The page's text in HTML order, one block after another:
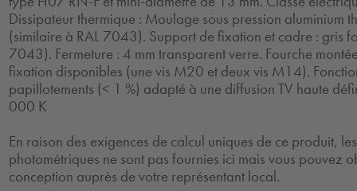
Dissipateur thermique : Moulage sous pression aluminium
(similaire à RAL 7043). Support de fixation et cadre : gris
7043). Fermeture : 4 mm transparent verre. Fourche
fixation disponibles (une vis M20 et deux vis M14).
papillotements (< 1 %) adapté à une diffusion TV haute
000 K
En raison des exigences de calcul uniques de ce produit,
photométriques ne sont pas fournies ici mais vous pouvez
conception auprès de votre représentant local.